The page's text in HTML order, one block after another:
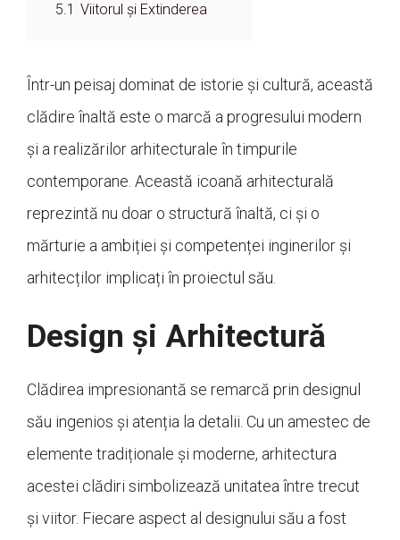
5.1 Viitorul și Extinderea
Într-un peisaj dominat de istorie și cultură, această
clădire înaltă este o marcă a progresului modern
și a realizărilor arhitecturale în timpurile
contemporane. Această icoană arhitecturală
reprezintă nu doar o structură înaltă, ci și o
mărturie a ambiției și competenței inginerilor și
arhitecților implicați în proiectul său.
Design și Arhitectură
Clădirea impresionantă se remarcă prin designul
său ingenios și atenția la detalii. Cu un amestec de
elemente tradiționale și moderne, arhitectura
acestei clădiri simbolizează unitatea între trecut
și viitor. Fiecare aspect al designului său a fost